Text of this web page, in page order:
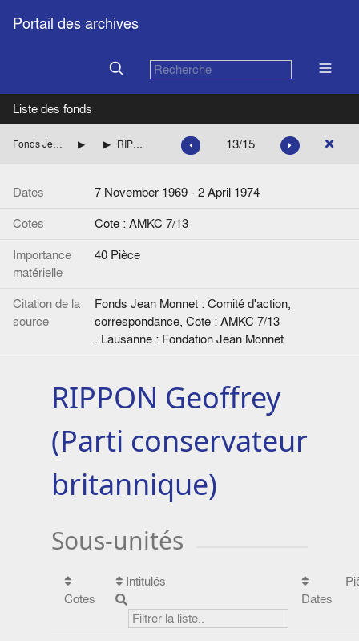
Portail des archives
Liste des fonds
Fonds Jean Monnet : Comité d'action, correspondance ROYAUME-UNI
RIPPON Geoffrey (Parti conservateur britannique) 13/15
Dates
7 November 1969 - 2 April 1974
Cotes
Cote : AMKC 7/13
Importance
matérielle
40 Pièce
Citation de la
source
Fonds Jean Monnet : Comité d'action,
correspondance, Cote : AMKC 7/13
. Lausanne : Fondation Jean Monnet
RIPPON Geoffrey
(Parti conservateur
britannique)
Sous-unités
Cotes
Intitulés
Dates